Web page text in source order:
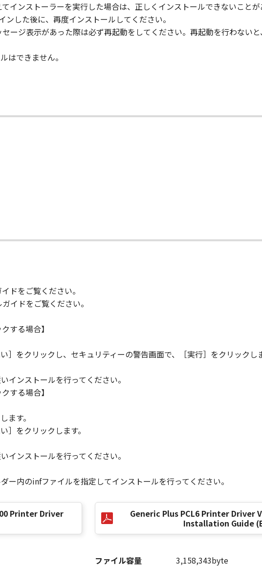
the title, ownership and intellectual property rights in and to the
right, express or implied, is hereby conveyed or granted by Canon to
of any such laws, restrictions and regulations, or without all
YOU TO USE THE SOFTWARE, OR PROVIDING YOU WITH ANY
PERFORMANCE OF THE SOFTWARE IS WITH YOU. SHOULD THE
OF ALL NECESSARY SERVICING, REPAIR OR CORRECTION. SOME
OF IMPLIED WARRANTIES, SO THE ABOVE EXCLUSION MAY
AFFILIATES, THEIR DISTRIBUTORS, OR DEALERS NOR CANON'S
IN THE SOFTWARE WILL MEET YOUR REQUIREMENTS OR THAT
OR ERROR FREE.
SHALL EITHER CANON, CANON'S SUBSIDIARIES OR AFFILIATES,
BE LIABLE FOR ANY DAMAGES WHATSOEVER (INCLUDING
LOSS OF BUSINESS INFORMATION, BUSINESS INTERRUPTION OR
DAMAGES) ARISING OUT OF THE SOFTWARE, USE THEREOF
CANON'S SUBSIDIARIES OR AFFILIATES, THEIR DISTRIBUTORS,
OF THE POSSIBILITY OF SUCH DAMAGES. SOME STATES OR LEGAL
OF LIABILITY FOR INCIDENTAL OR CONSEQUENTIAL DAMAGES, OR
ON THE PART OF THE SELLER, SO THE ABOVE LIMITATION OR
PERMITTED BY APPLICABLE LAW, YOU HEREBY RELEASE CANON,
DEALERS AND CANON'S LICENSORS FROM ANY AND ALL
CONCERNING THE SOFTWARE OR ITS USE.
hereof by clicking the button indicating your acceptance as
until terminated. You may terminate this Agreement by
you must then promptly destroy the SOFTWARE including any and
インストーラーを実行した場合は、正しくインストールできないこと
した後に、再度インストールしてください。
ージ表示があった際は必ず再起動をしてください。再起動を行わない
はできません。
ドをご覧ください。
イドをご覧ください。
する場合】
をクリックし、セキュリティーの警告画面で、［実行］をクリックし
インストールを行ってください。
する場合】
ます。
］をクリックします。
インストールを行ってください。
ー内のinfファイルを指定してインストールを行ってください。
Printer Driver
Generic Plus PCL6 Printer Driver
Installation Guide
ファイル容量
3,158,343byte